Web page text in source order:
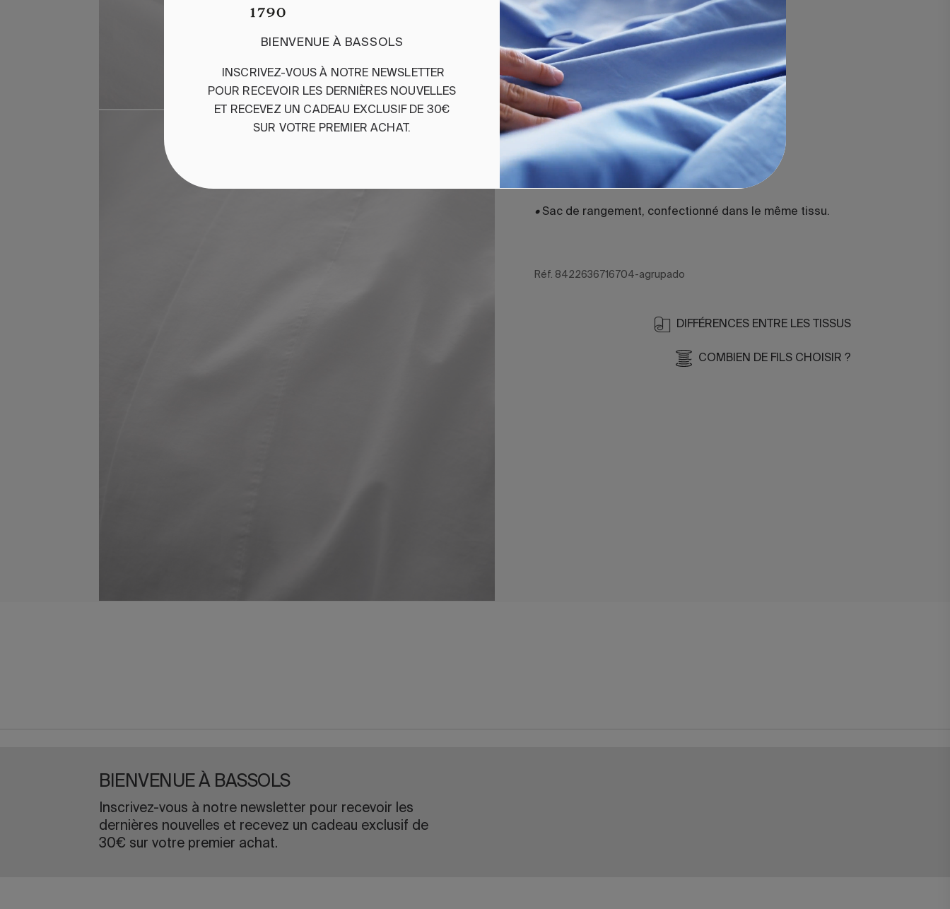
Drap Plat de coton organique.
100 % coton organique GOTS©.
Tissu percale 200 fils.
Confectionné avec surpiqûre.
• Sac de rangement, confectionné dans le même tissu.
Réf. 8422636716704-agrupado
DIFFÉRENCES ENTRE LES TISSUS
COMBIEN DE FILS CHOISIR ?
BIENVENUE À BASSOLS
Inscrivez-vous à notre newsletter pour recevoir les
dernières nouvelles et recevez un cadeau exclusif de
30€ sur votre premier achat.
BIENVENUE À BASSOLS
INSCRIVEZ-VOUS À NOTRE NEWSLETTER
POUR RECEVOIR LES DERNIÈRES NOUVELLES
ET
RECEVEZ UN CADEAU EXCLUSIFDE 30€
SUR VOTRE PREMIER ACHAT .